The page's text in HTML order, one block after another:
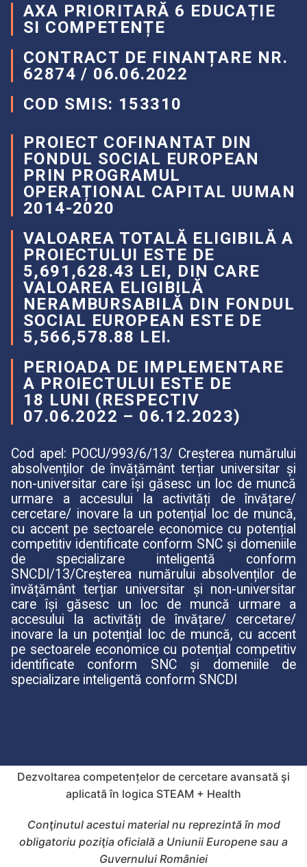
AXA PRIORITARĂ 6 EDUCAȚIE
SI COMPETENȚE
CONTRACT DE FINANȚARE NR.
62874 / 06.06.2022
COD SMIS: 153310
PROIECT COFINANTAT DIN
FONDUL SOCIAL EUROPEAN
PRIN PROGRAMUL
OPERAȚIONAL CAPITAL UUMAN
2014-2020
VALOAREA TOTALĂ ELIGIBILĂ A
PROIECTULUI ESTE DE
5,691,628.43 LEI, DIN CARE
VALOAREA ELIGIBILĂ
NERAMBURSABILĂ DIN FONDUL
SOCIAL EUROPEAN ESTE DE
5,566,578.88 LEI.
PERIOADA DE IMPLEMENTARE
A PROIECTULUI ESTE DE
18 LUNI (RESPECTIV
07.06.2022 – 06.12.2023)
Cod apel: POCU/993/6/13/ Creșterea numărului
absolvenților de învățământ terțiar universitar și
non-universitar care își găsesc un loc de muncă
urmare a accesului la activități de învățare/
cercetare/ inovare la un potențial loc de muncă,
cu accent pe sectoarele economice cu potențial
competitiv identificate conform SNC și domeniile
de specializare inteligentă conform
SNCDI/13/Creșterea numărului absolvenților de
învățământ terțiar universitar și non-universitar
care își găsesc un loc de muncă urmare a
accesului la activități de învățare/ cercetare/
inovare la un potențial loc de muncă, cu accent
pe sectoarele economice cu potențial competitiv
identificate conform SNC și domeniile de
specializare inteligentă conform SNCDI
Dezvoltarea competențelor de cercetare avansată şi
aplicată în logica STEAM + Health
Conţinutul acestui material nu reprezintă în mod
obligatoriu poziţia oficială a Uniunii Europene sau a
Guvernului României